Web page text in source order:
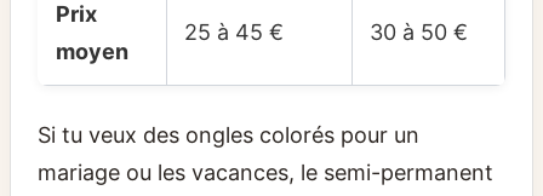
Prix
moyen
25 à 45 € 30 à 50 €
Si tu veux des ongles colorés pour un
mariage ou les vacances, le semi-permanent